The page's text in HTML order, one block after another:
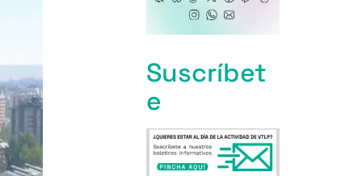
Suscríbet
e